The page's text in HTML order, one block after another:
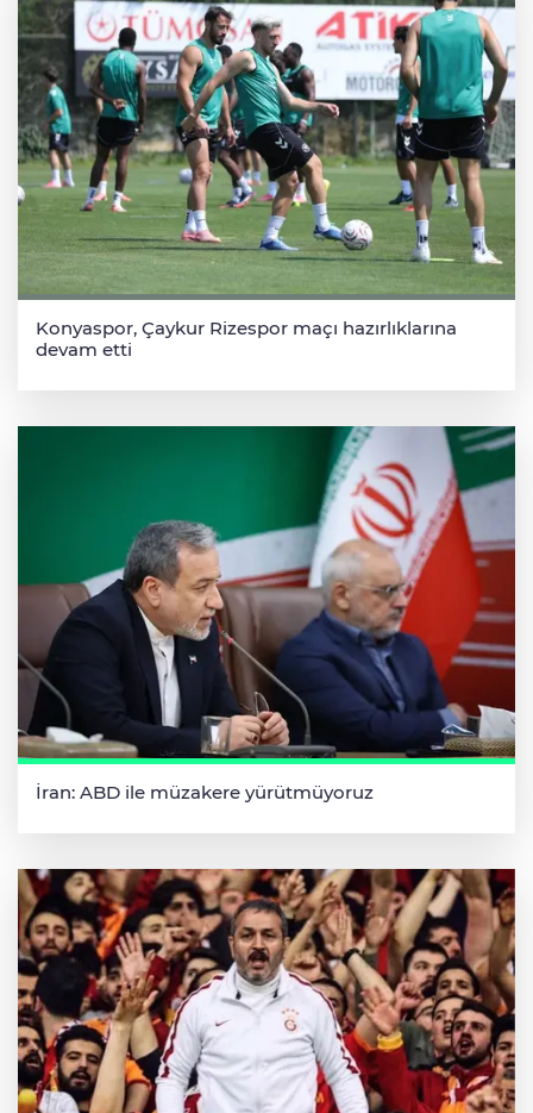
Konyaspor, Çaykur Rizespor maçı hazırlıklarına
devam etti
İran: ABD ile müzakere yürütmüyoruz